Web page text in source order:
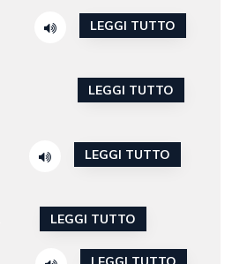
LEGGI TUTTO
LEGGI TUTTO
LEGGI TUTTO
LEGGI TUTTO